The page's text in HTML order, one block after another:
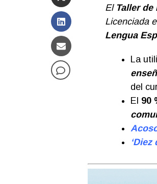
ElTaller de
Licenciada
Lengua
La
del
El 90